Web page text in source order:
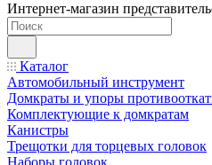
Интернет-магазин
Каталог
Автомобильный инструмент
Домкраты и упоры
Комплектующие к домкратам
Канистры
Трещотки для торцевых головок
Наборы головок